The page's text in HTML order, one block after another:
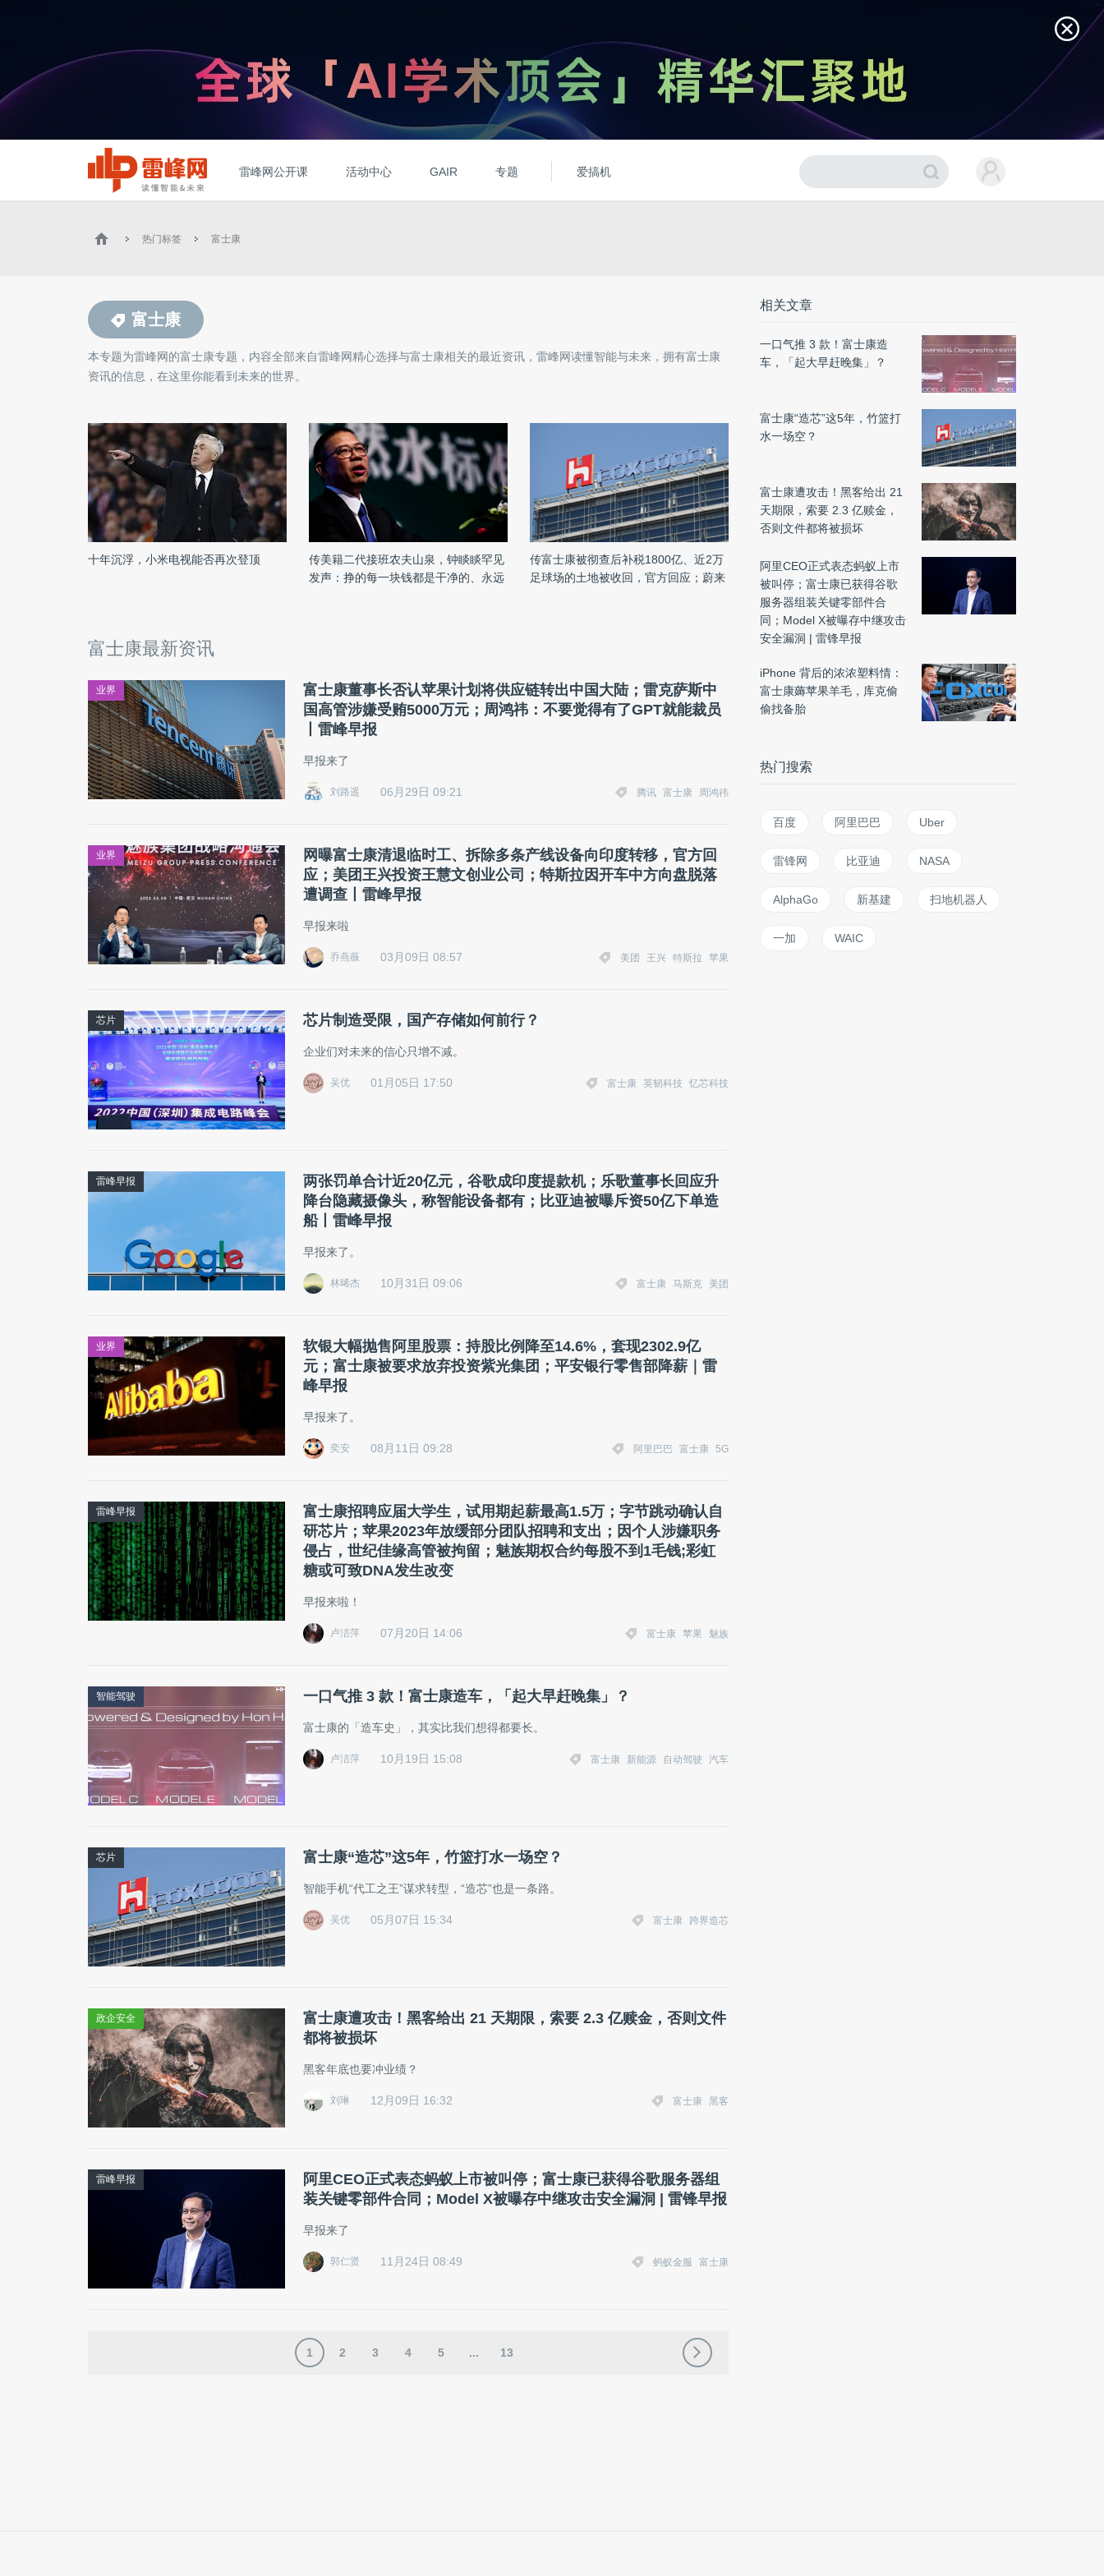
雷峰网公开课 活动中心 GAIR 专题 爱搞机
热门标签 富士康
富士康
本专题为雷峰网的富士康专题，内容全部来自雷峰网精心选择与富士康相关的最近资讯，雷峰网读懂智能与未来，拥有富士康
资讯的信息，在这里你能看到未来的世界。
十年沉浮，小米电视能否再次登顶
传美籍二代接班农夫山泉，钟睒睒罕见
发声：挣的每一块钱都是干净的、永远
传富士康被彻查后补税1800亿、近2万
足球场的土地被收回，官方回应；蔚来
富士康最新资讯
业界
富士康董事长否认苹果计划将供应链转出中国大陆；雷克萨斯中
国高管涉嫌受贿5000万元；周鸿祎：不要觉得有了GPT就能裁员
丨雷峰早报
早报来了
刘路遥 06月29日 09:21 腾讯 富士康 周鸿祎
业界
网曝富士康清退临时工、拆除多条产线设备向印度转移，官方回
应；美团王兴投资王慧文创业公司；特斯拉因开车中方向盘脱落
遭调查丨雷峰早报
早报来啦
乔燕薇 03月09日 08:57 美团 王兴 特斯拉 苹果
芯片 芯片制造受限，国产存储如何前行？
企业们对未来的信心只增不减。
吴优 01月05日 17:50 富士康 英韧科技 忆芯科技
雷峰早报
两张罚单合计近20亿元，谷歌成印度提款机；乐歌董事长回应升
降台隐藏摄像头，称智能设备都有；比亚迪被曝斥资50亿下单造
船丨雷峰早报
早报来了。
林晞杰 10月31日 09:06 富士康 马斯克 美团
业界
软银大幅抛售阿里股票：持股比例降至14.6%，套现2302.9亿
元；富士康被要求放弃投资紫光集团；平安银行零售部降薪｜雷
峰早报
早报来了。
奕安 08月11日 09:28 阿里巴巴 富士康 5G
雷峰早报
富士康招聘应届大学生，试用期起薪最高1.5万；字节跳动确认自
研芯片；苹果2023年放缓部分团队招聘和支出；因个人涉嫌职务
侵占，世纪佳缘高管被拘留；魅族期权合约每股不到1毛钱;彩虹
糖或可致DNA发生改变
早报来啦！
卢洁萍 07月20日 14:06 富士康 苹果 魅族
智能驾驶 一口气推 3 款！富士康造车，「起大早赶晚集」？
富士康的「造车史」，其实比我们想得都要长。
卢洁萍 10月19日 15:08 富士康 新能源 自动驾驶 汽车
芯片 富士康“造芯”这5年，竹篮打水一场空？
智能手机“代工之王”谋求转型，“造芯”也是一条路。
吴优 05月07日 15:34 富士康 跨界造芯
政企安全
富士康遭攻击！黑客给出 21 天期限，索要 2.3 亿赎金，否则文件
都将被损坏
黑客年底也要冲业绩？
刘琳 12月09日 16:32 富士康 黑客
雷峰早报
阿里CEO正式表态蚂蚁上市被叫停；富士康已获得谷歌服务器组
装关键零部件合同；Model X被曝存中继攻击安全漏洞 | 雷锋早报
早报来了
郭仁贤 11月24日 08:49 蚂蚁金服 富士康
1 2 3 4 5 ... 13
相关文章
一口气推 3 款！富士康造
车，「起大早赶晚集」？
富士康“造芯”这5年，竹篮打
水一场空？
富士康遭攻击！黑客给出 21
天期限，索要 2.3 亿赎金，
否则文件都将被损坏
阿里CEO正式表态蚂蚁上市
被叫停；富士康已获得谷歌
服务器组装关键零部件合
同；Model X被曝存中继攻击
安全漏洞 | 雷锋早报
iPhone 背后的浓浓塑料情：
富士康薅苹果羊毛，库克偷
偷找备胎
热门搜索
百度 阿里巴巴 Uber
雷锋网 比亚迪 NASA
AlphaGo 新基建 扫地机器人
一加 WAIC